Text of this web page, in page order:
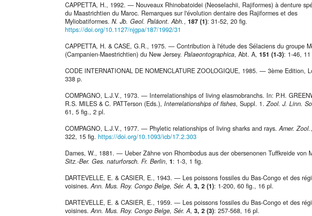
CAPPETTA, H., 1992. — Nouveaux Rhinobatoidei (Neoselachii, Rajiformes) à denture
du Maastrichtien du Maroc. Remarques sur l'évolution dentaire des Rajiformes et des
Myliobatiformes. N. Jb. Geol. Paläont. Abh., 187 (1): 31-52, 20 fig.
https://doi.org/10.1127/njgpa/187/1992/31
CAPPETTA, H. & CASE, G.R., 1975. — Contribution à l'étude des Sélaciens du groupe
(Campanien-Maestrichtien) du New Jersey. Palaeontographica, Abt. A, 151 (1-3): 1-46,
CODE INTERNATIONAL DE NOMENCLATURE ZOOLOGIQUE, 1985. — 3ème Edition,
338 p.
COMPAGNO, L.J.V., 1973. — Interrelationships of living elasmobranchs. In: P.H.
R.S. MILES & C. PATTerson (Eds.), Interrelationships of fishes, Suppl. 1.Zool. J. Linn.
61, 5 fig., 2 pl.
COMPAGNO, L.J.V., 1977. — Phyletic relationships of living sharks and rays.Amer. Zool.,
322, 15 fig. https://doi.org/10.1093/icb/17.2.303
Dames, W., 1881. — Ueber Zähne von Rhombodus aus der obersenonen Tuffkreide von
Sitz.-Ber. Ges. naturforsch. Fr. Berlin, 1: 1-3, 1 fig.
DARTEVELLE, E. & CASIER, E., 1943. — Les poissons fossiles du Bas-Congo et des
voisines.Ann. Mus. Roy. Congo Belge, Sér. A, 3, 2 (1): 1-200, 60 fig., 16 pl.
DARTEVELLE, E. & CASIER, E., 1959. — Les poissons fossiles du Bas-Congo et des
voisines.Ann. Mus. Roy. Congo Belge, Sér. A, 3, 2 (3): 257-568, 16 pl.